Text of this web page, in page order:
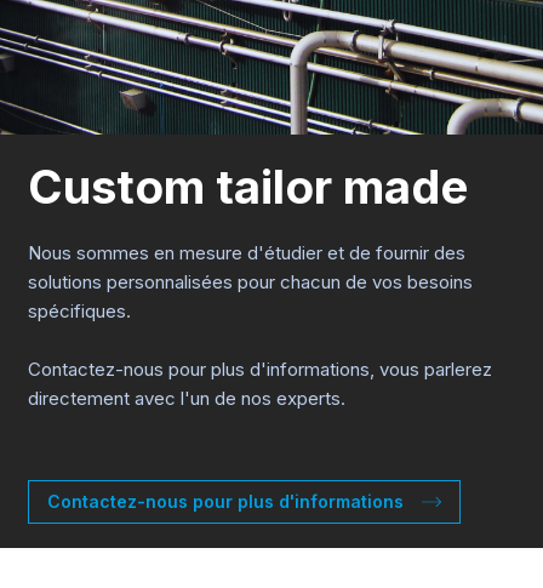
Custom tailor made
Nous sommes en mesure d'étudier et de fournir des
solutions personnalisées pour chacun de vos besoins
spécifiques.
Contactez-nous pour plus d'informations, vous parlerez
directement avec l'un de nos experts.
Contactez-nous pour plus d'informations